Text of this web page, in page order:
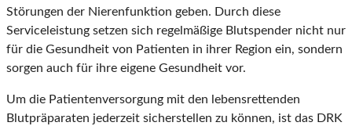
Störungen der Nierenfunktion geben. Durch diese
Serviceleistung setzen sich regelmäßige Blutspender nicht nur
für die Gesundheit von Patienten in ihrer Region ein, sondern
sorgen auch für ihre eigene Gesundheit vor.
Um die Patientenversorgung mit den lebensrettenden
Blutpräparaten jederzeit sicherstellen zu können, ist das DRK